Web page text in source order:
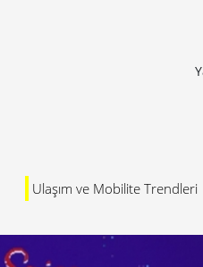
Ulaşım ve Mobilite Trendleri